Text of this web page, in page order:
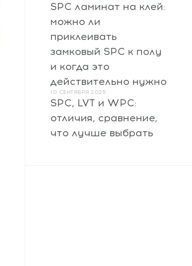
SPC ламинат на клей:
можно ли
приклеивать
замковый SPC к полу
и когда это
действительно нужно
10 СЕНТЯБРЯ 2025
SPC, LVT и WPC:
отличия, сравнение,
что лучше выбрать